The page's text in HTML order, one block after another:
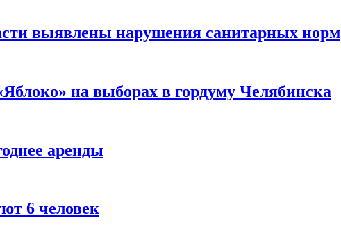
выявлены нарушения санитарных норм
на выборах в гордуму Челябинска
аренды
6 человек